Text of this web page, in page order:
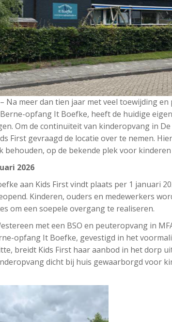
– Na meer dan tien jaar met veel toewijding en
opfang It Boefke, heeft de huidige
Om de continuïteit van kinderopvang in De
First gevraagd de locatie over te nemen.
behouden, op de bekende plek voor
2026
aan Kids First vindt plaats per 1 januari
Kinderen, ouders en medewerkers
om een soepele overgang te realiseren.
met een BSO en peuteropvang in
opfang It Boefke, gevestigd in het
breidt Kids First haar aanbod in het dorp
dicht bij huis gewaarborgd voor